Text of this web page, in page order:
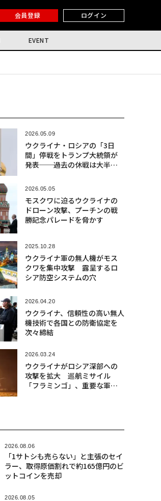
会員登録 ログイン
EVENT
2026.05.09
ウクライナ・ロシアの「3日
間」停戦をトランプ大統領が
発表──過去の休戦は大半が
2026.05.05
モスクワに迫るウクライナの
ドローン攻撃、プーチンの戦
勝記念パレードを脅かす
2025.10.28
ウクライナ軍の無人機がモス
クワを集中攻撃 露呈するロ
シア防空システムの穴
2026.04.20
ウクライナ、信頼性の高い無人
機技術で各国との防衛協定を
次々締結
2026.03.24
ウクライナがロシア深部への
攻撃を拡大 巡航ミサイル
「フラミンゴ」、重要な軍需
2026.08.06
「1サトシも売らない」と主張のセイ
ラー、取得原価割れで約165億円のビ
ットコインを売却
2026.08.05